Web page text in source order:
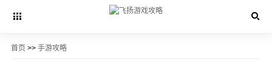
首页 >> 手游攻略